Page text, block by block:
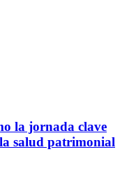
la jornada clave
salud patrimonial